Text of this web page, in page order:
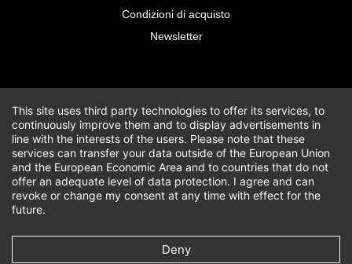
Condizioni di acquisto
Newsletter
This site uses third party technologies to offer its services, to
continuously improve them and to display advertisements in
line with the interests of the users. Please note that these
services can transfer your data outside of the European Union
and the European Economic Area and to countries that do not
offer an adequate level of data protection. I agree and can
revoke or change my consent at any time with effect for the
future.
Deny